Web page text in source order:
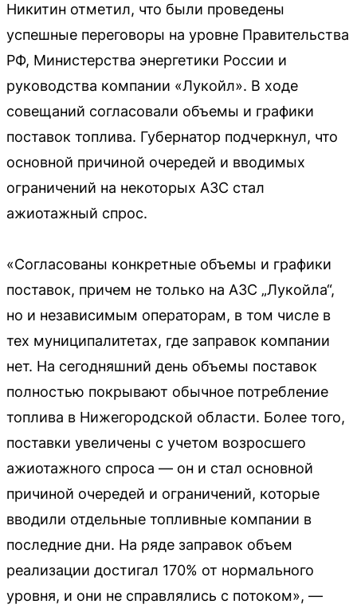
Никитин отметил, что были проведены
успешные переговоры на уровне Правительства
РФ, Министерства энергетики России и
руководства компании «Лукойл». В ходе
совещаний согласовали объемы и графики
поставок топлива. Губернатор подчеркнул, что
основной причиной очередей и вводимых
ограничений на некоторых АЗС стал
ажиотажный спрос.
«Согласованы конкретные объемы и графики
поставок, причем не только на АЗС „Лукойла“,
но и независимым операторам, в том числе в
тех муниципалитетах, где заправок компании
нет. На сегодняшний день объемы поставок
полностью покрывают обычное потребление
топлива в Нижегородской области. Более того,
поставки увеличены с учетом возросшего
ажиотажного спроса — он и стал основной
причиной очередей и ограничений, которые
вводили отдельные топливные компании в
последние дни. На ряде заправок объем
реализации достигал 170% от нормального
уровня, и они не справлялись с потоком», —